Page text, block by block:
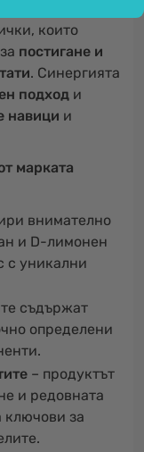
които
постигане и
. Синергията
подход и
навици и
марката
внимателно
и D-лимонен
с уникални
съдържат
определени
– продуктът
и редовната
ключови за